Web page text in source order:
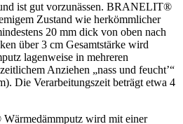
ist gut vorzunässen. BRANELIT®
Zustand wie herkömmlicher
20 mm dick von oben nach
über 3 cm Gesamtstärke wird
lagenweise in mehreren
Anziehen „nass und feucht’“
Die Verarbeitungszeit beträgt etwa 4
wird mit einer